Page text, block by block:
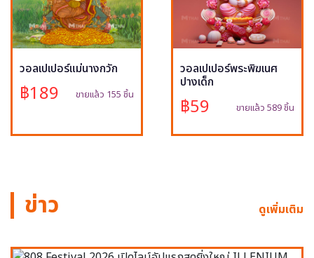
วอลเปเปอร์แม่นางกวัก
฿189 ขายแล้ว 155 ชิ้น
วอลเปเปอร์พระพิฆเนศ
ปางเด็ก
฿59 ขายแล้ว 589 ชิ้น
ข่าว ดูเพิ่มเติม